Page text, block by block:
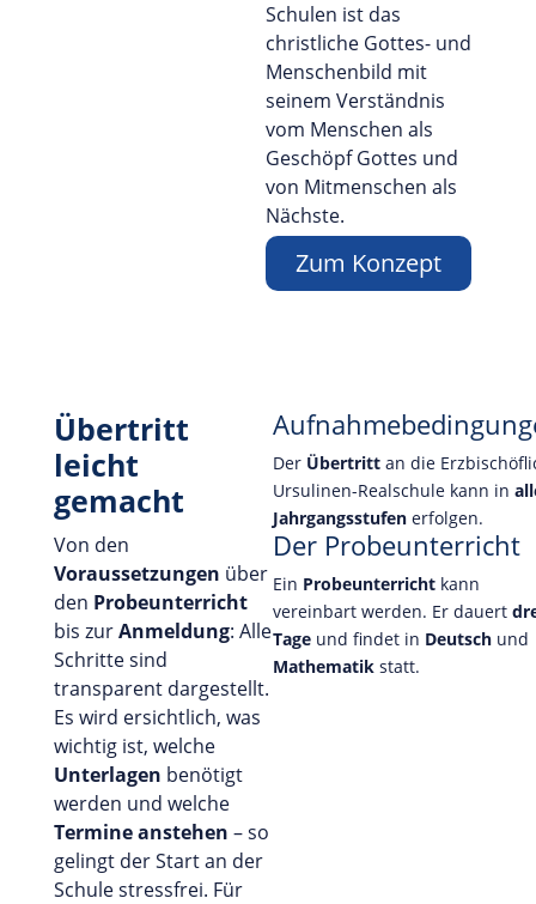
Schulen ist das
christliche Gottes- und
Menschenbild mit
seinem Verständnis
vom Menschen als
Geschöpf Gottes und
von Mitmenschen als
Nächste.
Zum Konzept
Übertritt
leicht
gemacht
Von den
Voraussetzungen über
den Probeunterricht
bis zurAnmeldung: Alle
Schritte sind
transparent dargestellt.
Es wird ersichtlich, was
wichtig ist, welche
Unterlagen benötigt
werden und welche
Termine anstehen – so
gelingt der Start an der
Schule stressfrei. Für
Der Übertrittan die
Ursulinen-Realschule kann in
Jahrgangsstufenerfolgen.
Der Probeunterricht
Ein Probeunterrichtkann
vereinbart werden. Er dauert
Tageund findet in Deutschund
Mathematikstatt.